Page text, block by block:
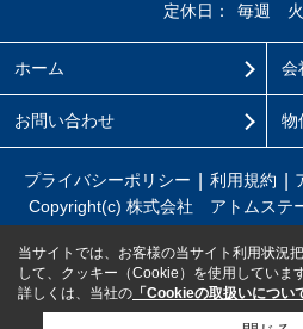
定休日：
毎週 火
ホーム 会
お問い合わせ 物
プライバシーポリシー 利用規約
Copyright(c) 株式会社 アトムステ
当サイトでは、お客様の当サイト利用状況
して、クッキー（Cookie）を使用しています
詳しくは、当社の 「Cookieの取扱いについ